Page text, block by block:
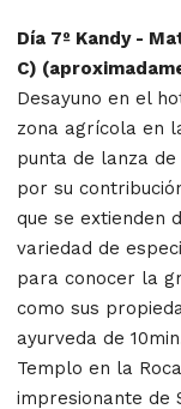
Día 7º Kandy -
C)
Desayuno en el
zona agrícola en
punta de lanza
por su
que se extienden
variedad de
para conocer la
como sus
ayurveda de
Templo en la
impresionante de